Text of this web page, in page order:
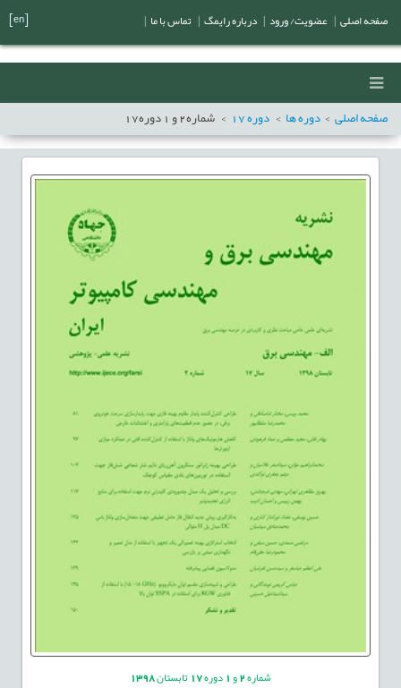
صفحه اصلی دوره ها دوره17 شماره2و1 دوره17
شماره2و 1 دوره17تابستان1398
صفحه اصلی عضویت/ ورود درباره رایمگ تماس با ما